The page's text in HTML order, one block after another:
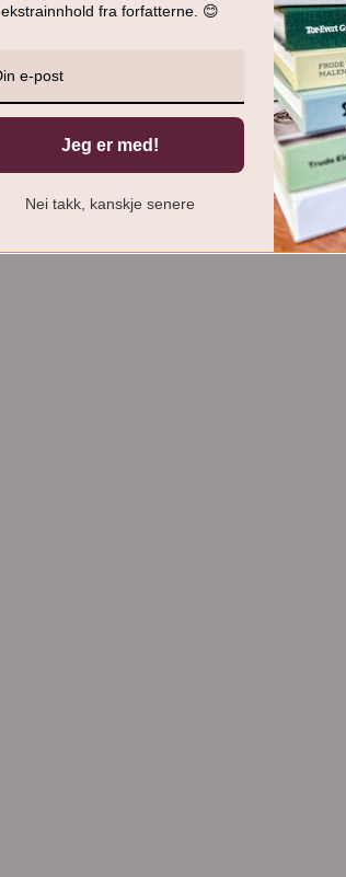
ekstrainnhold fra forfatterne. 😊
Jeg er med!
Nei takk, kanskje senere